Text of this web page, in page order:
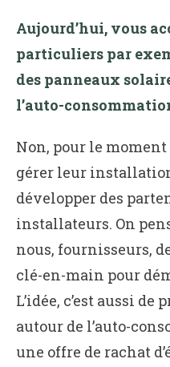
Aujourd’hui, vous
particuliers par
des panneaux
l’auto-
Non, pour le
gérer leur
développer des
installateurs. On
nous, fournisseurs,
clé-en-main pour
L’idée, c’est aussi de
autour de l’auto-
une offre de rachat